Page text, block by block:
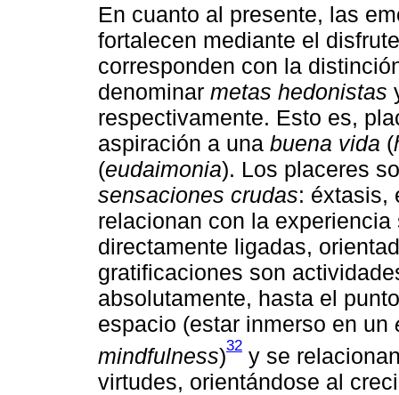
En cuanto al presente, las
fortalecen mediante el
corresponden con la
denominar metas hedonistas
respectivamente. Esto es,
aspiración a una buena vida (
(eudaimonia). Los placeres
sensaciones crudas: éxtasis,
relacionan con la
directamente ligadas,
gratificaciones son
absolutamente, hasta el
espacio (estar inmerso en un
mindfulness)32 y se
virtudes, orientándose al